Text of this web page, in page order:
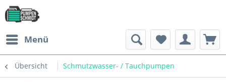
Menü
Übersicht Schmutzwasser- / Tauchpumpen